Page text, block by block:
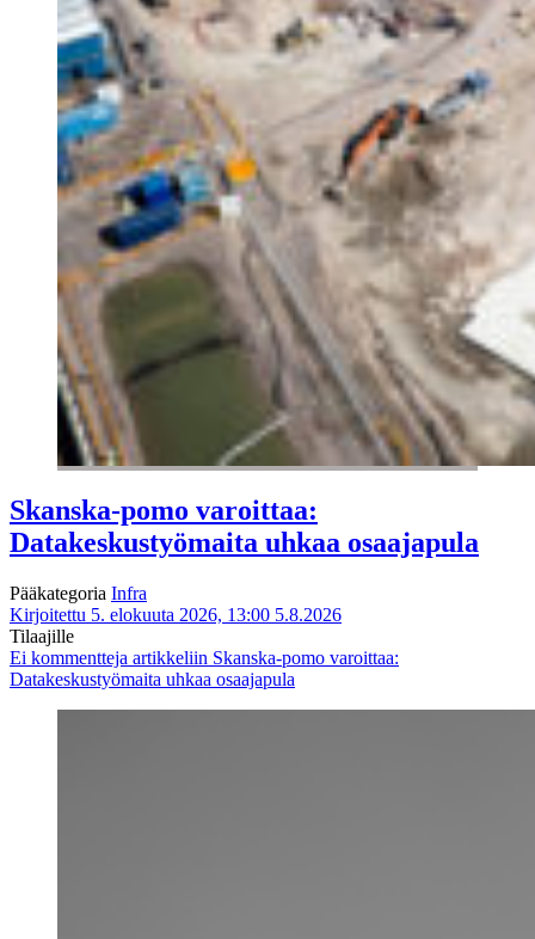
Skanska-pomo varoittaa:
Datakeskustyömaita uhkaa osaajapula
Pääkategoria Infra
Kirjoitettu 5. elokuuta 2026, 13:00 5.8.2026
Tilaajille
Ei kommentteja artikkeliin Skanska-pomo varoittaa:
Datakeskustyömaita uhkaa osaajapula